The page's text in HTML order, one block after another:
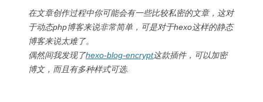
在文章创作过程中你可能会有一些比较私密的文章，这对
于动态php博客来说非常简单，可是对于hexo这样的静态
博客来说太难了。
偶然间我发现了hexo-blog-encrypt这款插件，可以加密
博文，而且有多种样式可选.